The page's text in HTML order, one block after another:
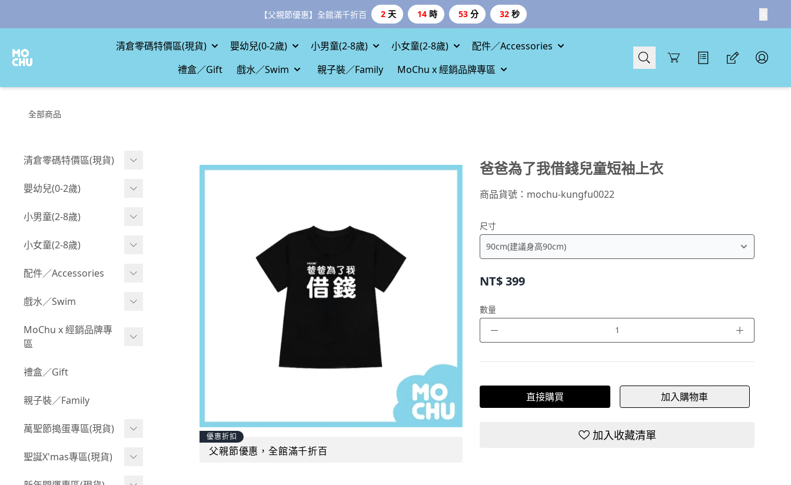
【父親節優惠】全館滿千折百 2 天 14 時 53 分 31 秒
清倉零碼特價區(現貨) 嬰幼兒(0-2歲) 小男童(2-8歲) 小女童(2-8歲)
配件／Accessories
禮盒／Gift
戲水／Swim 親子裝／Family MoChu x 經銷品牌專區
Cart
全部商品
清倉零碼特價區(現貨)
現貨.寶寶
現貨.男童
嬰幼兒(0-2歲)
BABY 包屁衣(短袖)
BABY 包屁衣(長袖)
BABY 外套
BABY 上身(短袖)
BABY 下身(短褲)
BABY 下身(長褲)
BABY 套裝(短袖)
BABY 套裝(長袖)
小男童(2-8歲)
Boy 上身(短袖)
Boy 上身(長袖)
Boy 套裝(短袖)
叢林探險系列
小紳士系列
韓國小歐巴
小女童(2-8歲)
Girl 上身(短袖)
Girl 上身(長袖)
Girl 下身(長褲)
Girl 套裝(短袖)
率性牛仔風
夢幻童話系列
配件／Accessories
Acc 口水巾
Acc 襪子
Acc 鞋子
Acc 餐具
Acc 寢具
戲水／Swim
泳裝
泳具
野餐趣
MoChu x 經銷品牌專
區
©Wonchi 台灣 ｜ 兒童軟
©Disney 美國｜嬰兒用品
©風車圖書 台灣｜兒童圖
禮盒／Gift
親子裝／Family
萬聖節搗蛋專區(現貨)
萬聖造型頭套(3歲以上)
萬聖.嬰幼兒(0-2歲)
聖誕X'mas專區(現貨)
優惠折扣
父親節優惠，全館滿千折百
爸爸為了我借錢兒童短袖上衣
商品貨號： mochu-kungfu0022
尺寸
NT$399
數量
－ ＋
直接購買 加入購物車
加入收藏清單